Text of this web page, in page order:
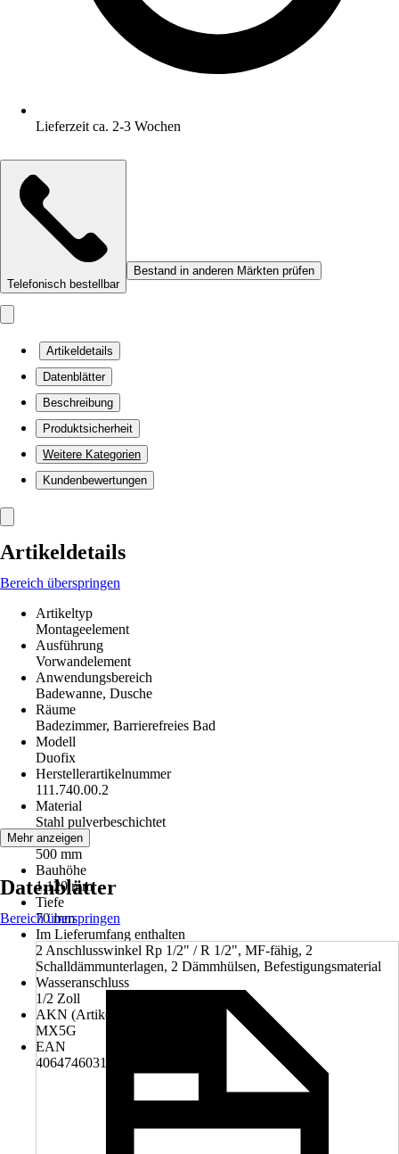
Lieferzeit ca. 2-3 Wochen
Telefonisch bestellbar
Bestand in anderen Märkten prüfen
Artikeldetails
Datenblätter
Beschreibung
Produktsicherheit
Weitere Kategorien
Kundenbewertungen
Artikeldetails
Bereich überspringen
Artikeltyp
Montageelement
Ausführung
Vorwandelement
Anwendungsbereich
Badewanne, Dusche
Räume
Badezimmer, Barrierefreies Bad
Modell
Duofix
Herstellerartikelnummer
111.740.00.2
Material
Stahl pulverbeschichtet
Breite
500 mm
Bauhöhe
1.120 mm
Tiefe
70 mm
Im Lieferumfang enthalten
2 Anschlusswinkel Rp 1/2" / R 1/2", MF-fähig, 2
Schalldämmunterlagen, 2 Dämmhülsen, Befestigungsmaterial
Wasseranschluss
1/2 Zoll
AKN (Artikelkurznummer)
MX5G
EAN
4064746031076
Mehr anzeigen
Datenblätter
Bereich überspringen